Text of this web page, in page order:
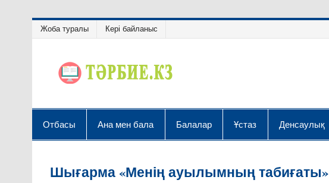
Жоба туралы Кері байланыс
Отбасы Ана мен бала Балалар Ұстаз Денсаулық
Шығарма «Менің ауылымның табиғаты»